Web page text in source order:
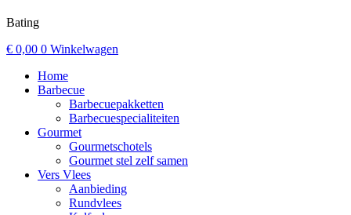
Bating
€ 0,00 0 Winkelwagen
Home
Barbecue
Barbecuepakketten
Barbecuespecialiteiten
Gourmet
Gourmetschotels
Gourmet stel zelf samen
Vers Vlees
Aanbieding
Rundvlees